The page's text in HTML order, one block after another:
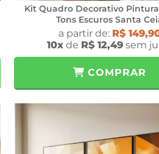
Kit Quadro Decorativo
Tons Escuros Santa
a partir de: R$
10xde R$ 12,49sem
COMPRAR